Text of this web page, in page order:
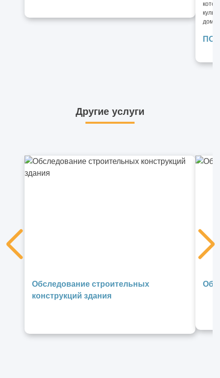
дома.
Другие услуги
Обследование строительных
конструкций здания